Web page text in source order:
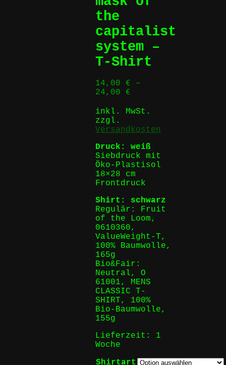
the
capitalist
system –
T-Shirt
14,00€ –
24,00€
inkl. MwSt.
zzgl.
Versandkosten
Druck: weiß
Siebdruck mit
Öko-Plastisol
18×28 cm
Frontdruck
Shirt: schwarz
Regulär: Fruit
of the Loom,
0610360,
ValueWeight-T,
100% Baumwolle,
165g
Bio&Fair:
Neutral, O
61001, MENS
CLASSIC T-
SHIRT, 100%
Bio-Baumwolle,
155g
Lieferzeit: 1
Woche
Shirtart